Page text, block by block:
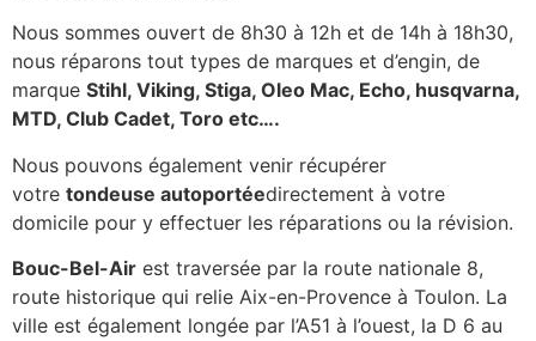
Nous sommes ouvert de 8h30 à 12h et de 14h à 18h30,
nous réparons tout types de marques et d’engin, de
marque Stihl, Viking, Stiga, Oleo Mac, Echo, husqvarna,
MTD, Club Cadet, Toro etc….
Nous pouvons également venir récupérer
votre tondeuse autoportéedirectement à votre
domicile pour y effectuer les réparations ou la révision.
Bouc-Bel-Air est traversée par la route nationale 8,
route historique qui relie Aix-en-Provence à Toulon. La
ville est également longée par l’A51 à l’ouest, la D 6 au